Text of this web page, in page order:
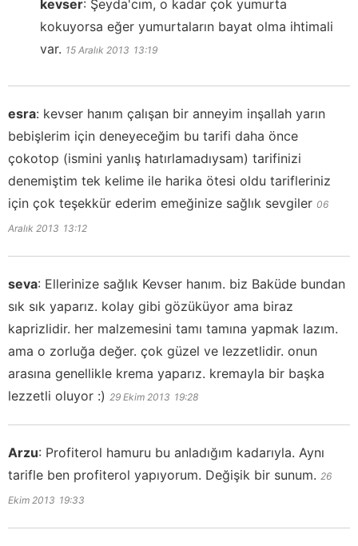
kevser: Şeyda'cım, o kadar çok yumurta
kokuyorsa eğer yumurtaların bayat olma ihtimali
var. 15 Aralık 2013 13:19
esra: kevser hanım çalışan bir anneyim inşallah yarın
bebişlerim için deneyeceğim bu tarifi daha önce
çokotop (ismini yanlış hatırlamadıysam) tarifinizi
denemiştim tek kelime ile harika ötesi oldu tarifleriniz
için çok teşekkür ederim emeğinize sağlık sevgiler 06
Aralık 2013 13:12
seva: Ellerinize sağlık Kevser hanım. biz Baküde bundan
sık sık yaparız. kolay gibi gözüküyor ama biraz
kaprizlidir. her malzemesini tamı tamına yapmak lazım.
ama o zorluğa değer. çok güzel ve lezzetlidir. onun
arasına genellikle krema yaparız. kremayla bir başka
lezzetli oluyor :) 29 Ekim 2013 19:28
Arzu: Profiterol hamuru bu anladığım kadarıyla. Aynı
tarifle ben profiterol yapıyorum. Değişik bir sunum. 26
Ekim 2013 19:33